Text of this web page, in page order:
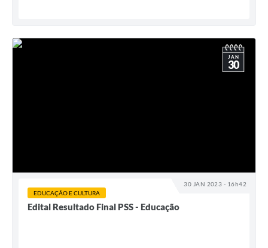
30 JAN 2023 - 16h42
JAN
30
EDUCAÇÃO E CULTURA
Edital Resultado Final PSS - Educação